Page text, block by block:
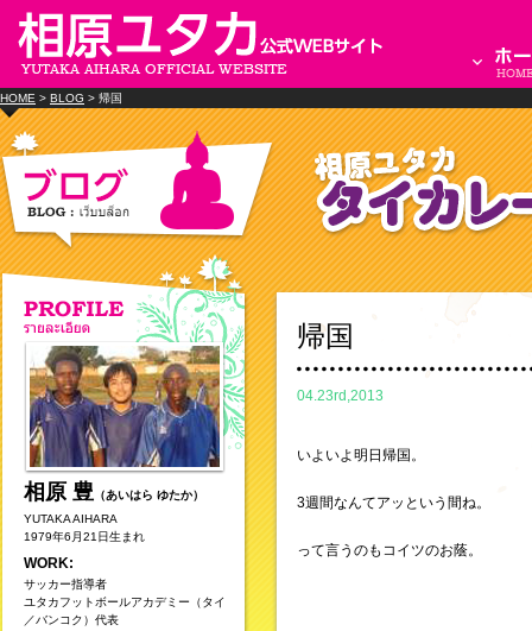
HOME > BLOG > 帰国
相原 豊 （あいはら ゆたか）
YUTAKA AIHARA
1979年6月21日生まれ
WORK:
サッカー指導者
ユタカフットボールアカデミー（タイ
／バンコク）代表
帰国
04.23rd,2013
いよいよ明日帰国。
3週間なんてアッという間ね。
って言うのもコイツのお蔭。